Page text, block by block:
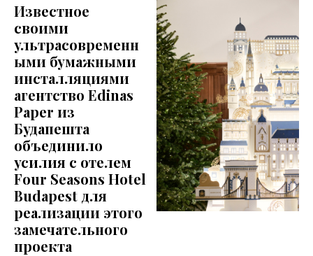
Известное
своими
ультрасовременн
ыми бумажными
инсталляциями
агентство Edinas
Paper из
Будапешта
объединило
усилия с отелем
Four Seasons Hotel
Budapest для
реализации этого
замечательного
проекта